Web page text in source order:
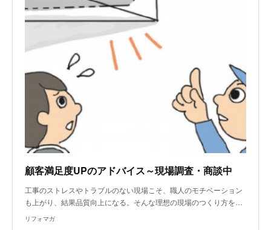
顧客満足度UPのアドバイス～現場調査・商談中
工事のストレスやトラブルのない現場こそ、職人のモチベーション
も上がり、結果品質向上になる。そんな理想の現場のつくり方を…
リフォマガ